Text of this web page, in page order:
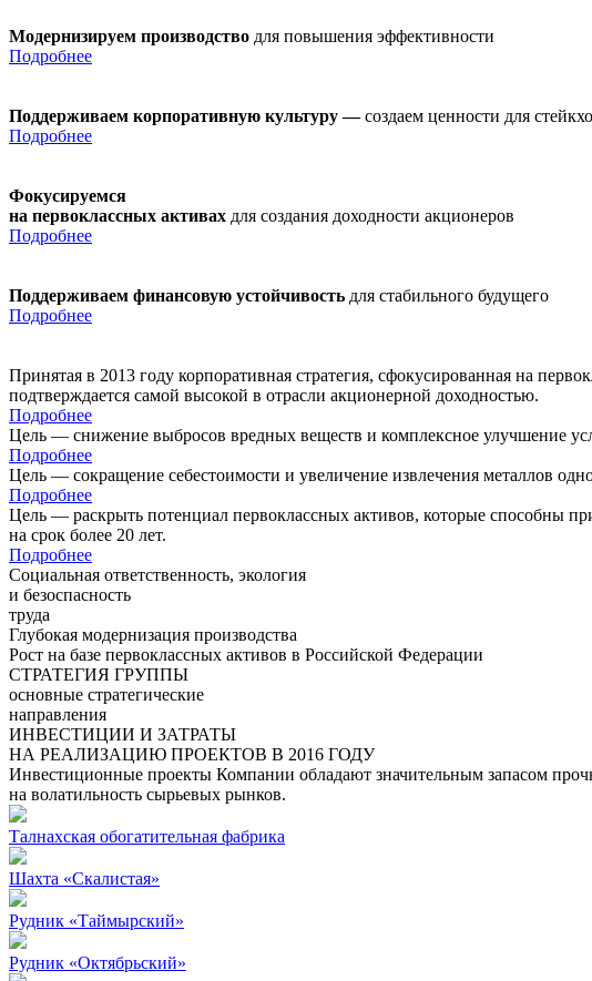
Модернизируем производство для повышения эффективности
Подробнее
Поддерживаем корпоративную культуру —создаем ценности для
Подробнее
Фокусируемся
на первоклассных активах для создания доходности акционеров
Подробнее
Поддерживаем финансовую устойчивость для стабильного будущего
Подробнее
Принятая в 2013 году корпоративная стратегия, сфокусированная на
подтверждается самой высокой в отрасли акционерной доходностью.
Подробнее
Цель — снижение выбросов вредных веществ и комплексное улучшение
Подробнее
Цель — сокращение себестоимости и увеличение извлечения металлов
Подробнее
Цель — раскрыть потенциал первоклассных активов, которые способны
на срок более 20 лет.
Подробнее
Социальная ответственность, экология
и безоспасность
труда
Глубокая модернизация производства
Рост на базе первоклассных активов в Российской Федерации
СТРАТЕГИЯ ГРУППЫ
основные стратегические
направления
ИНВЕСТИЦИИ И ЗАТРАТЫ
НА РЕАЛИЗАЦИЮ ПРОЕКТОВ В 2016 ГОДУ
Инвестиционные проекты Компании обладают значительным запасом
на волатильность сырьевых рынков.
Талнахская обогатительная фабрика
Шахта «Скалистая»
Рудник «Таймырский»
Рудник «Октябрьский»